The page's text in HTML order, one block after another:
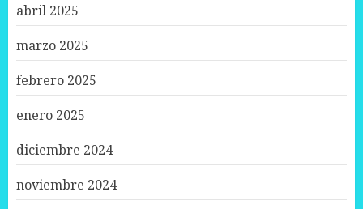
abril 2025
marzo 2025
febrero 2025
enero 2025
diciembre 2024
noviembre 2024